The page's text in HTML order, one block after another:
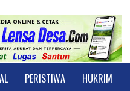
PERISTIWA HUKRIM